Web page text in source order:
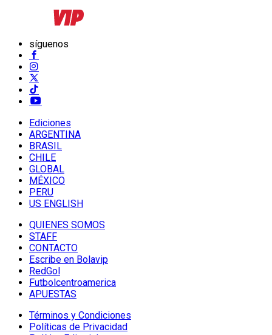
síguenos
Ediciones
ARGENTINA
BRASIL
CHILE
GLOBAL
MÉXICO
PERU
US ENGLISH
QUIENES SOMOS
STAFF
CONTACTO
Escribe en Bolavip
RedGol
Futbolcentroamerica
APUESTAS
Términos y Condiciones
Políticas de Privacidad